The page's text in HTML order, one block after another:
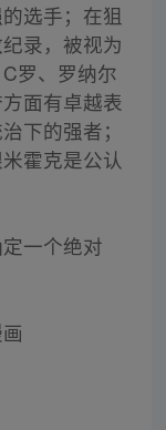
选手；在狙
录，被视为
罗、罗纳尔
面有卓越表
下的强者；
霍克是公认
一个绝对